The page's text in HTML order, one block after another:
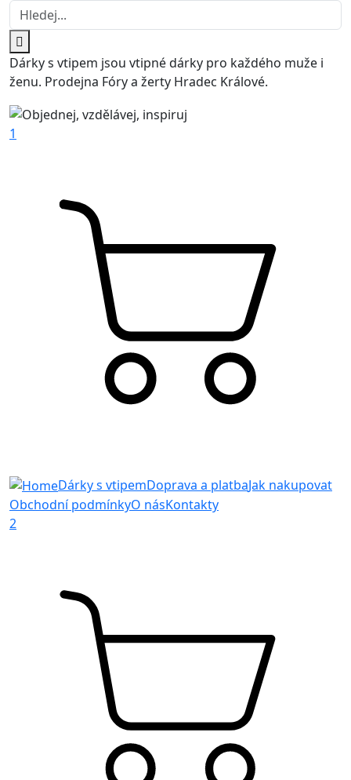
Dárky s vtipem jsou vtipné dárky pro každého muže i
ženu. Prodejna Fóry a žerty Hradec Králové.
1
Dárky s vtipemDoprava a platbaJak nakupovat
Obchodní podmínkyO násKontakty
2